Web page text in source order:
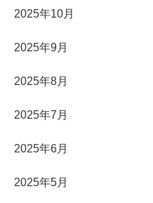
2025年10月
2025年9月
2025年8月
2025年7月
2025年6月
2025年5月